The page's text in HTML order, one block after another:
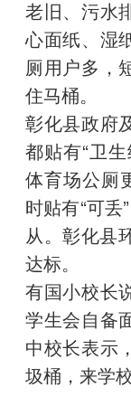
老旧、污水
心面纸、湿
厕用户多，
住马桶。
彰化县政府
都贴有“卫
体育场公厕
时贴有“可丢
从。彰化县
达标。
有国小校长
学生会自备
中校长表示
圾桶，来学